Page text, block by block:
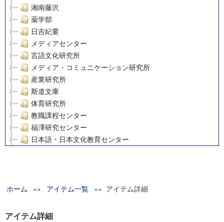
湘南藤沢
薬学部
日吉紀要
メディアセンター
言語文化研究所
メディア・コミュニケーション研究所
産業研究所
斯道文庫
体育研究所
教職課程センター
福澤研究センター
日本語・日本文化教育センター
グローバルリサーチインスティテュート
科学研究費補助金研究成果報告書
ホーム »» アイテム一覧 »» アイテム詳細
アイテム詳細